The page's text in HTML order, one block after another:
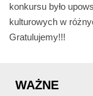
konkursu było
kulturowych w
Gratulujemy!!!
WAŻNE